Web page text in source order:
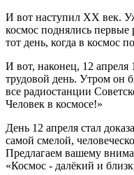
И вот наступил ХХ век.
космос поднялись
тот день, когда в космос
И вот, наконец, 12
трудовой день. Утром он
все радиостанции
Человек в космосе!»
День 12 апреля стал
самой смелой,
Предлагаем вашему
«Космос - далёкий и